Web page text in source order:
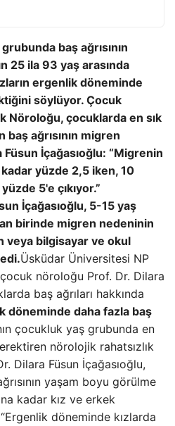
baş ağrısının
25 ila 93 yaş arasında
ergenlik döneminde
söylüyor. Çocuk
Nöroloğu, çocuklarda en sık
ağrısının migren
İçağasıoğlu: “Migrenin
kadar yüzde 2,5 iken, 10
5'e çıkıyor.”
İçağasıoğlu, 5-15 yaş
birinde migren nedeninin
veya bilgisayar ve okul
Üsküdar Üniversitesi NP
nöroloğu Prof. Dr. Dilara
baş ağrıları hakkında
döneminde daha fazla baş
çocukluk yaş grubunda en
nörolojik rahatsızlık
Dilara Füsun İçağasıoğlu,
yaşam boyu görülme
kadar kız ve erkek
“Ergenlik döneminde kızlarda